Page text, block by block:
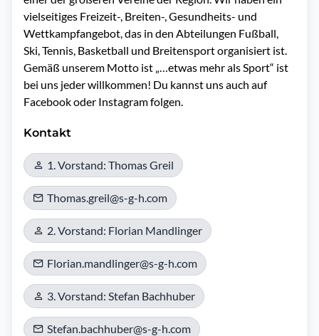
vielseitiges Freizeit-, Breiten-, Gesundheits- und
Wettkampfangebot, das in den Abteilungen Fußball,
Ski, Tennis, Basketball und Breitensport organisiert ist.
Gemäß unserem Motto ist „…etwas mehr als Sport“ ist
bei uns jeder willkommen! Du kannst uns auch auf
Facebook oder Instagram folgen.
Kontakt
1. Vorstand: Thomas Greil
Thomas.greil@s-g-h.com
2. Vorstand: Florian Mandlinger
Florian.mandlinger@s-g-h.com
3. Vorstand: Stefan Bachhuber
Stefan.bachhuber@s-g-h.com